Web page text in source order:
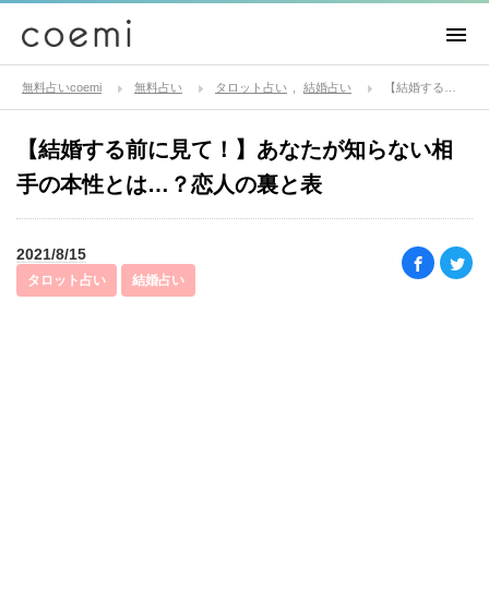
無料占いcoemi 無料占い タロット占い 結婚占い
【結婚する前に見て！】あなたが知らない相
手の本性とは…？恋人の裏と表
2021/8/15
タロット占い 結婚占い